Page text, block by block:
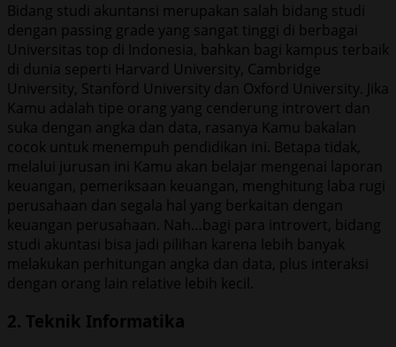
Bidang studi akuntansi merupakan salah bidang studi
dengan passing grade yang sangat tinggi di berbagai
Universitas top di Indonesia, bahkan bagi kampus terbaik
di dunia seperti Harvard University, Cambridge
University, Stanford University dan Oxford University. Jika
Kamu adalah tipe orang yang cenderung introvert dan
suka dengan angka dan data, rasanya Kamu bakalan
cocok untuk menempuh pendidikan ini. Betapa tidak,
melalui jurusan ini Kamu akan belajar mengenai laporan
keuangan, pemeriksaan keuangan, menghitung laba rugi
perusahaan dan segala hal yang berkaitan dengan
keuangan perusahaan. Nah…bagi para introvert, bidang
studi akuntasi bisa jadi pilihan karena lebih banyak
melakukan perhitungan angka dan data, plus interaksi
dengan orang lain relative lebih kecil.
2. Teknik Informatika